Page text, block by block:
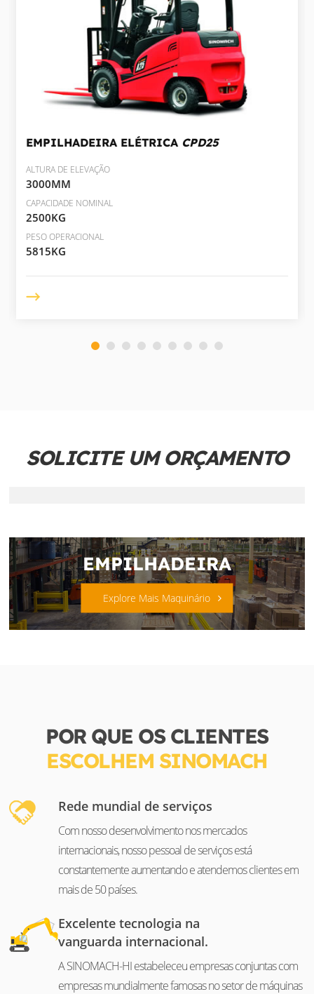
EMPILHADEIRA ELÉTRICA CPD25
ALTURA DE ELEVAÇÃO
3000MM
CAPACIDADE NOMINAL
2500KG
PESO OPERACIONAL
5815KG
SOLICITE UM ORÇAMENTO
EMPILHADEIRA
Explore Mais Maquinário
POR QUE OS CLIENTES
ESCOLHEM SINOMACH
Rede mundial de serviços
Com nosso desenvolvimento nos mercados
internacionais, nosso pessoal de serviços está
constantemente aumentando e atendemos clientes em
mais de 50 países.
Excelente tecnologia na
vanguarda internacional.
A SINOMACH-HI estabeleceu empresas conjuntas com
empresas mundialmente famosas no setor de máquinas